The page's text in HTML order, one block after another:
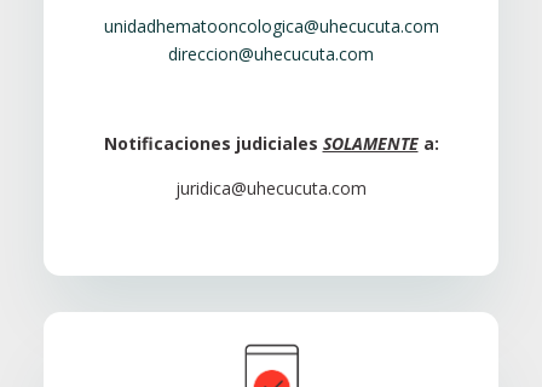
unidadhematooncologica@uhecucuta.com
direccion@uhecucuta.com
Notificaciones judiciales SOLAMENTEa:
juridica@uhecucuta.com